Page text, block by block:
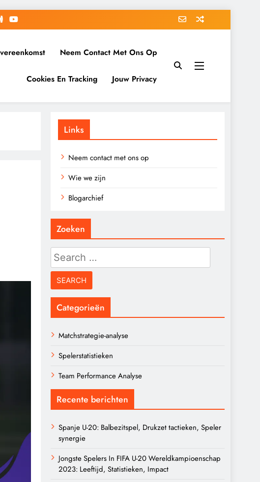
Neem Contact Met Ons Op
Cookies En Tracking Jouw Privacy
Links
Neem contact met ons op
Wie we zijn
Blogarchief
Zoeken
Search
for:
Categorieën
Matchstrategie-analyse
Spelerstatistieken
Team Performance Analyse
Recente berichten
Spanje U-20: Balbezitspel, Drukzet tactieken, Speler
synergie
Jongste Spelers In FIFA U-20 Wereldkampioenschap
2023: Leeftijd, Statistieken, Impact